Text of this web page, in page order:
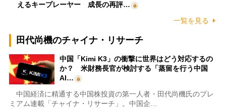
えるキープレーヤー 成長の再評…
一覧を見る
田代尚機のチャイナ・リサーチ
中国「Kimi K3」の衝撃に世界はどう対応するの
か？ 米財務長官が検討する「蒸留を行う中国
AI…
中国経済に精通する中国株投資の第一人者・田代尚機氏のプレ
ミアム連載「チャイナ・リサーチ」。中国企…